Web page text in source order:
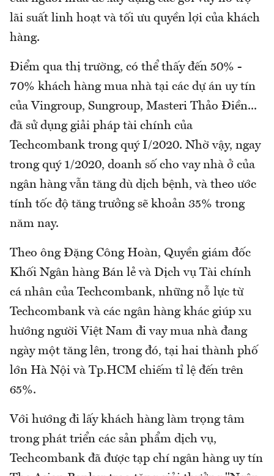
lãi suất linh hoạt và tối ưu quyền lợi của khách
hàng.
Điểm qua thị trường, có thể thấy đến 50% -
70% khách hàng mua nhà tại các dự án uy tín
của Vingroup, Sungroup, Masteri Thảo Điền...
đã sử dụng giải pháp tài chính của
Techcombank trong quý I/2020. Nhờ vậy, ngay
trong quý 1/2020, doanh số cho vay nhà ở của
ngân hàng vẫn tăng dù dịch bệnh, và theo ước
tính tốc độ tăng trưởng sẽ khoản 35% trong
năm nay.
Theo ông Đặng Công Hoàn, Quyền giám đốc
Khối Ngân hàng Bán lẻ và Dịch vụ Tài chính
cá nhân của Techcombank, những nỗ lực từ
Techcombank và các ngân hàng khác giúp xu
hướng người Việt Nam đi vay mua nhà đang
ngày một tăng lên, trong đó, tại hai thành phố
lớn Hà Nội và Tp.HCM chiếm tỉ lệ đến trên
65%.
Với hướng đi lấy khách hàng làm trọng tâm
trong phát triển các sản phẩm dịch vụ,
Techcombank đã được tạp chí ngân hàng uy tín